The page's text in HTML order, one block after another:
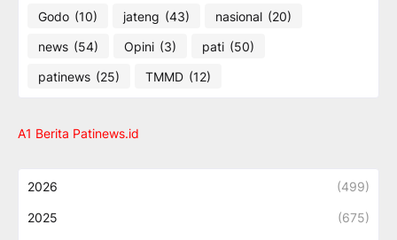
Godo (10) jateng (43) nasional (20)
news (54) Opini (3) pati (50)
patinews (25) TMMD (12)
A1 Berita Patinews.id
2026 (499)
2025 (675)